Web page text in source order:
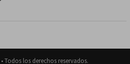
los derechos reservados.